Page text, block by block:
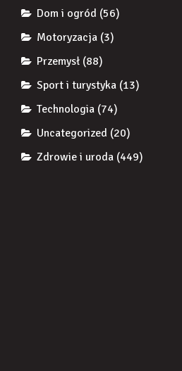
Dom i ogród (56)
Motoryzacja (3)
Przemysł (88)
Sport i turystyka (13)
Technologia (74)
Uncategorized (20)
Zdrowie i uroda (449)